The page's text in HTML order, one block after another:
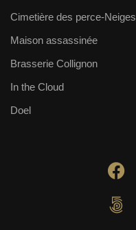
Cimetière des perce-Neiges
Maison assassinée
Brasserie Collignon
In the Cloud
Doel